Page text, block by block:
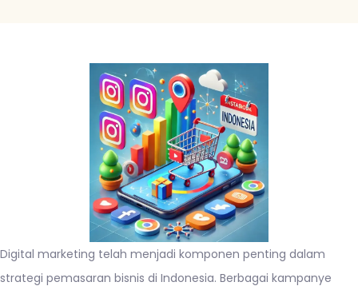
Digital marketing telah menjadi komponen penting dalam
strategi pemasaran bisnis di Indonesia. Berbagai kampanye